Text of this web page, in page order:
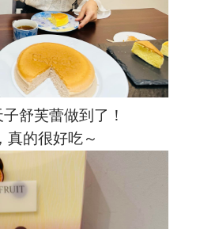
舒芙蕾做到了！
真的很好吃～